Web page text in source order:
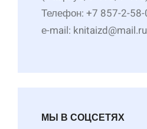
Телефон: +7 857-2-
е-mail: knitaizd@mail.ru
МЫ В СОЦСЕТЯХ